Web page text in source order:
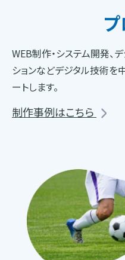
WEB制作・システム開発、
ションなどデジタル技術
ートします。
制作事例はこちら